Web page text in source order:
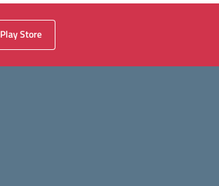
Play Store